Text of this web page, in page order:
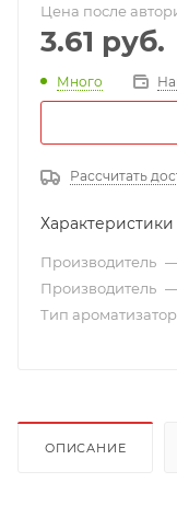
Цена после
3.61 руб.
Много
Рассчитать
Характеристики
Производитель
Производитель
Тип
ОПИСАНИЕ